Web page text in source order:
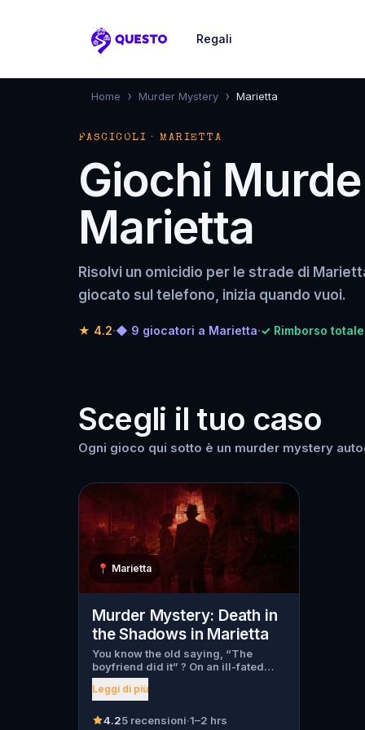
Questo
Regali
Home › Murder Mystery › Marietta
FASCICOLI · MARIETTA
Giochi
Marietta
Risolvi un omicidio per le strade di
giocato sul telefono, inizia quando vuoi.
★ 4.2·◆ 9 giocatori a Marietta·✓ Rimborso
Scegli il tuo caso
Ogni gioco qui sotto è un murder mystery
📍 Marietta
Murder Mystery: Death in
the Shadows in Marietta
You know the old saying, “The
boyfriend did it” ? On an ill-fated
night, love goes terribly wrong for
Bella Wanderlust and Walter Bridges
found dead during a ghost tour led
Leggi di più
4.25 recensioni·1–2 hrs